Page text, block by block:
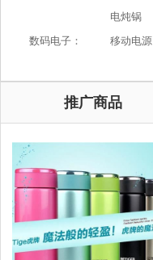
电炖锅
数码电子：
移动电源
推广商品